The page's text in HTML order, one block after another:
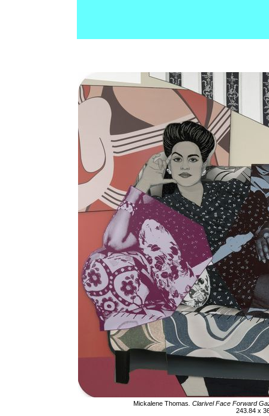
Mickalene Thomas. Clarivel Face Forward
243.84 x